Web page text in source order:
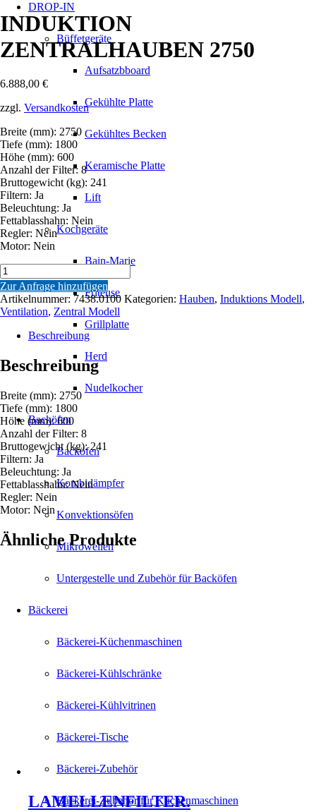
DROP-IN
Büffetgeräte
Aufsatzbboard
Gekühlte Platte
Gekühltes Becken
Keramische Platte
Lift
Kochgeräte
Bain-Marie
Friteuse
Grillplatte
Herd
Nudelkocher
Backöfen
Backöfen
Kombidämpfer
Konvektionsöfen
Mikrowellen
Untergestelle und Zubehör für Backöfen
Bäckerei
Bäckerei-Küchenmaschinen
Bäckerei-Kühlschränke
Bäckerei-Kühlvitrinen
Bäckerei-Tische
Bäckerei-Zubehör
Bäckerei-Zubehör für Küchenmaschinen
INDUKTION
ZENTRALHAUBEN 2750
6.888,00 €
zzgl. Versandkosten
Breite (mm): 2750
Tiefe (mm): 1800
Höhe (mm): 600
Anzahl der Filter: 8
Bruttogewicht (kg): 241
Filtern: Ja
Beleuchtung: Ja
Fettablasshahn: Nein
Regler: Nein
Motor: Nein
INDUKTION
ZENTRALHAUBEN
2750
Menge
Zur Anfrage hinzufügen
Artikelnummer: 7438.0100 Kategorien: Hauben, Induktions Modell,
Ventilation, Zentral Modell
Beschreibung
Beschreibung
Breite (mm): 2750
Tiefe (mm): 1800
Höhe (mm): 600
Anzahl der Filter: 8
Bruttogewicht (kg): 241
Filtern: Ja
Beleuchtung: Ja
Fettablasshahn: Nein
Regler: Nein
Motor: Nein
Ähnliche Produkte
LAMELLENFILTER.